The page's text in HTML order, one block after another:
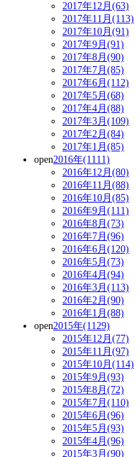
2017年12月(63)
2017年11月(113)
2017年10月(91)
2017年9月(91)
2017年8月(90)
2017年7月(85)
2017年6月(112)
2017年5月(68)
2017年4月(88)
2017年3月(109)
2017年2月(84)
2017年1月(85)
open2016年(1111)
2016年12月(80)
2016年11月(88)
2016年10月(85)
2016年9月(111)
2016年8月(73)
2016年7月(96)
2016年6月(120)
2016年5月(73)
2016年4月(94)
2016年3月(113)
2016年2月(90)
2016年1月(88)
open2015年(1129)
2015年12月(77)
2015年11月(97)
2015年10月(114)
2015年9月(93)
2015年8月(72)
2015年7月(110)
2015年6月(96)
2015年5月(93)
2015年4月(96)
2015年3月(90)